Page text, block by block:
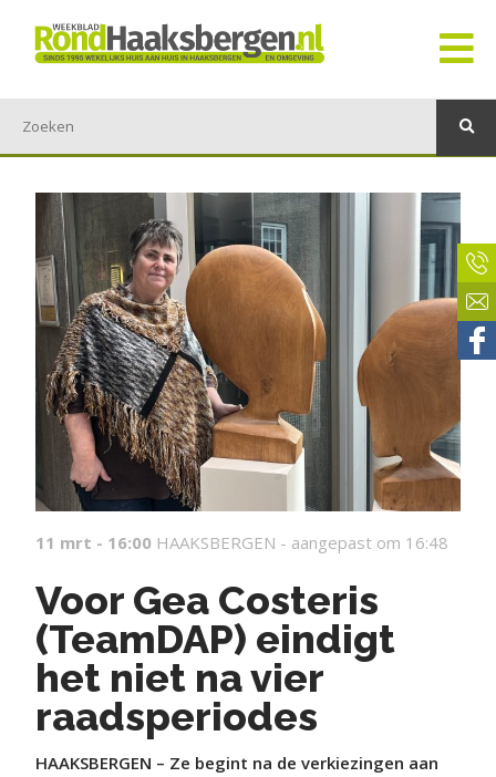
11 mrt - 16:00 HAAKSBERGEN - aangepast om 16:48
Voor Gea Costeris
(TeamDAP) eindigt
het niet na vier
raadsperiodes
HAAKSBERGEN – Ze begint na de verkiezingen aan